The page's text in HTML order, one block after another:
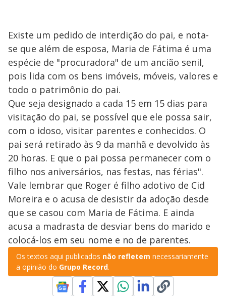
Existe um pedido de interdição do pai, e nota-
se que além de esposa, Maria de Fátima é uma
espécie de "procuradora" de um ancião senil,
pois lida com os bens imóveis, móveis, valores e
todo o patrimônio do pai.
Que seja designado a cada 15 em 15 dias para
visitação do pai, se possível que ele possa sair,
com o idoso, visitar parentes e conhecidos. O
pai será retirado às 9 da manhã e devolvido às
20 horas. E que o pai possa permanecer com o
filho nos aniversários, nas festas, nas férias".
Vale lembrar que Roger é filho adotivo de Cid
Moreira e o acusa de desistir da adoção desde
que se casou com Maria de Fátima. E ainda
acusa a madrasta de desviar bens do marido e
colocá-los em seu nome e no de parentes.
Os textos aqui publicados não refletem necessariamente
a opinião do Grupo Record.